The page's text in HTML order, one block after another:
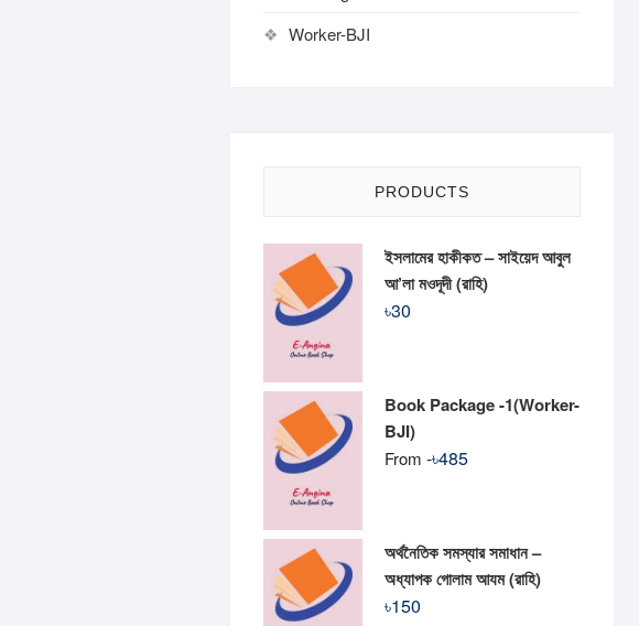
Worker-BJI
PRODUCTS
ইসলামের হাকীকত – সাইয়েদ আবুল
আ’লা মওদূদী (রাহি)
৳30
Book Package -1(Worker-
BJI)
From -৳485
অর্থনৈতিক সমস্যার সমাধান –
অধ্যাপক গোলাম আযম (রাহি)
৳150